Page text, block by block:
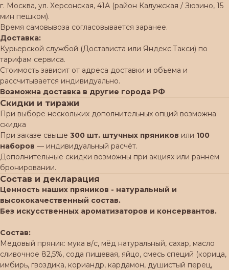
г. Москва, ул. Херсонская, 41А (район Калужская / Зюзино, 15
мин пешком).
Время самовывоза согласовывается заранее.
Доставка:
Курьерской службой (Достависта или Яндекс.Такси) по
тарифам сервиса.
Стоимость зависит от адреса доставки и объема и
рассчитывается индивидуально.
Возможна доставка в другие города РФ
Скидки и тиражи
При выборе нескольких дополнительных опций возможна
скидка
При заказе свыше 300 шт. штучных пряников или 100
наборов — индивидуальный расчёт.
Дополнительные скидки возможны при акциях или раннем
бронировании.
Состав и декларация
Ценность наших пряников - натуральный и
высококачественный состав.
Без искусственных ароматизаторов и консервантов.
Состав:
Медовый пряник: мука в/с, мёд натуральный, сахар, масло
сливочное 82,5%, сода пищевая, яйцо, смесь специй (корица,
имбирь, гвоздика, кориандр, кардамон, душистый перец,